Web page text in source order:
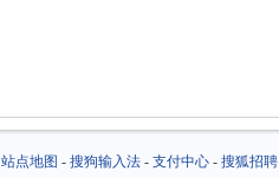
站点地图 - 搜狗输入法- 支付中心- 搜狐招聘